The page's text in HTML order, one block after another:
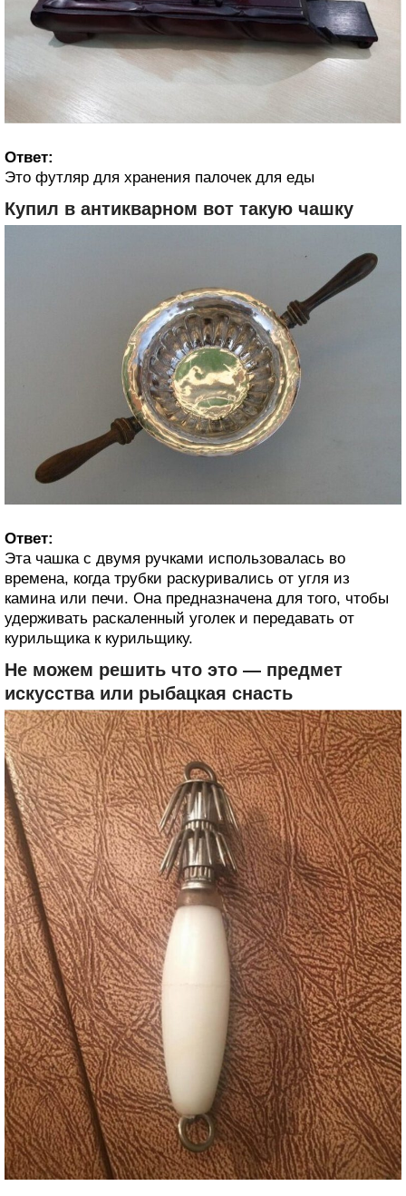
Ответ:
Это футляр для хранения палочек для еды
Купил в антикварном вот такую чашку
Ответ:
Эта чашка с двумя ручками использовалась во
времена, когда трубки раскуривались от угля из
камина или печи. Она предназначена для того, чтобы
удерживать раскаленный уголек и передавать от
курильщика к курильщику.
Не можем решить что это — предмет
искусства или рыбацкая снасть